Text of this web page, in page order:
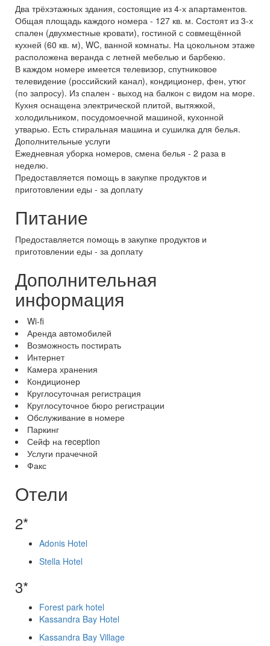
Два трёхэтажных здания, состоящие из 4-х апартаментов.
Общая площадь каждого номера - 127 кв. м. Состоят из 3-х
спален (двухместные кровати), гостиной с совмещённой
кухней (60 кв. м), WC, ванной комнаты. На цокольном этаже
расположена веранда с летней мебелью и барбекю.
В каждом номере имеется телевизор, спутниковое
телевидение (российский канал), кондиционер, фен, утюг
(по запросу). Из спален - выход на балкон с видом на море.
Кухня оснащена электрической плитой, вытяжкой,
холодильником, посудомоечной машиной, кухонной
утварью. Есть стиральная машина и сушилка для белья.
Дополнительные услуги
Ежедневная уборка номеров, смена белья - 2 раза в
неделю.
Предоставляется помощь в закупке продуктов и
приготовлении еды - за доплату
Питание
Предоставляется помощь в закупке продуктов и
приготовлении еды - за доплату
Дополнительная
информация
Wi-fi
Аренда автомобилей
Возможность постирать
Интернет
Камера хранения
Кондиционер
Круглосуточная регистрация
Круглосуточное бюро регистрации
Обслуживание в номере
Паркинг
Сейф на reception
Услуги прачечной
Факс
Отели
2*
Adonis Hotel
Stella Hotel
3*
Forest park hotel
Kassandra Bay Hotel
Kassandra Bay Village